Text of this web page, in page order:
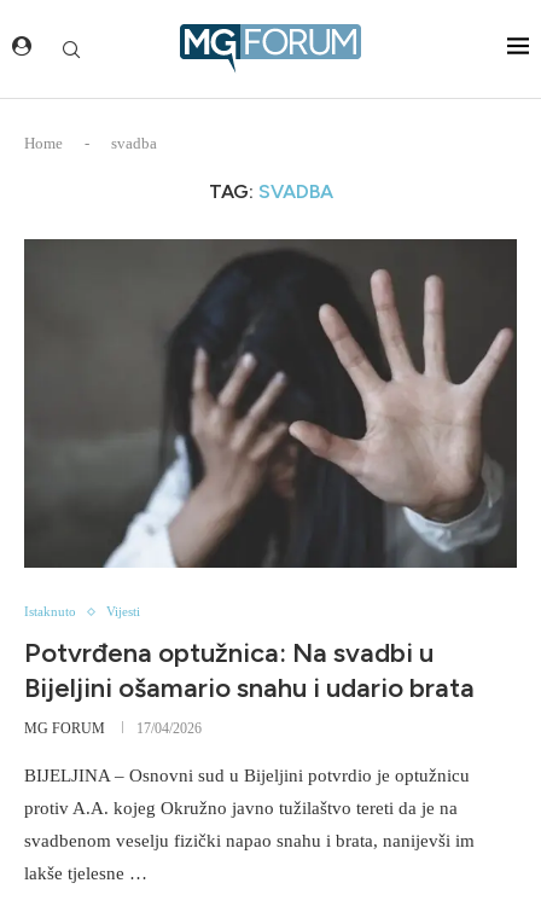
Home - svadba
TAG: SVADBA
Istaknuto Vijesti
Potvrđena optužnica: Na svadbi u
Bijeljini ošamario snahu i udario brata
MG FORUM 17/04/2026
BIJELJINA – Osnovni sud u Bijeljini potvrdio je optužnicu
protiv A.A. kojeg Okružno javno tužilaštvo tereti da je na
svadbenom veselju fizički napao snahu i brata, nanijevši im
lakše tjelesne …